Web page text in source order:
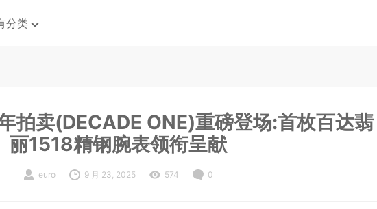
分类
拍卖(DECADE ONE)重磅登场:首枚百达翡
丽1518精钢腕表领衔呈献
euro 9 月 23, 2025 574 0